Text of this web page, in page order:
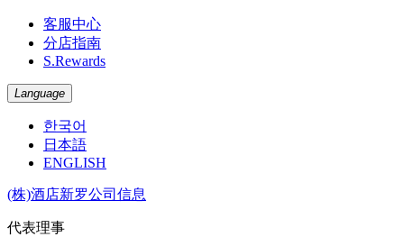
客服中心
分店指南
S.Rewards
Language
한국어
日本語
ENGLISH
(株)酒店新罗公司信息
代表理事